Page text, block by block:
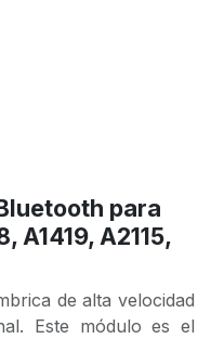
para
A1419, A2115,
de alta velocidad
Este módulo es el